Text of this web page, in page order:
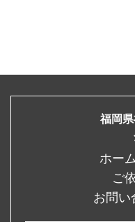
福岡
ホー
ご
お問い